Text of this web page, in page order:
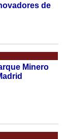
de
Minero